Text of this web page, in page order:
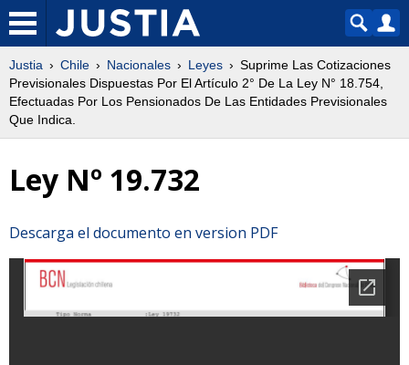
Justia Chile Nacionales Leyes
Suprime Las Cotizaciones
Previsionales Dispuestas Por El Artículo 2° De La Ley N° 18.754,
Efectuadas Por Los Pensionados De Las Entidades Previsionales
Que Indica.
Ley Nº 19.732
Descarga el documento en version PDF